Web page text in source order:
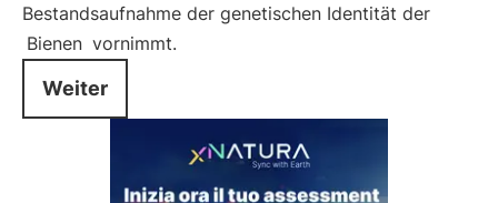
Bestandsaufnahme der genetischen Identität der
Bienen vornimmt.
Weiter